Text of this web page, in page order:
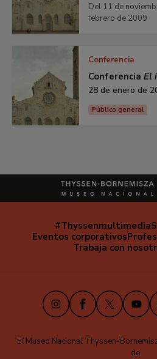
Del 11 de
febrero de 2009
Conferencia
Conferencia El
28 de enero de
Público general
Navegación
secundaria
#Thyssenmultimedia
Eventos corporativos
Trabaja con
InstagramFacebook
X
El Museo Nacional Thyssen-
de: